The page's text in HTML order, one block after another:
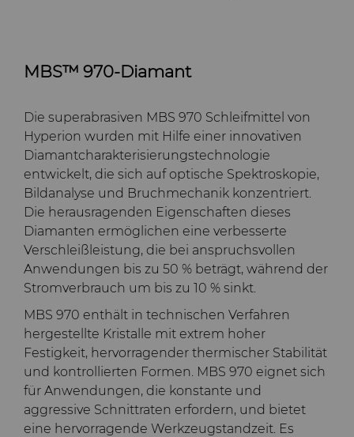
MBS™ 970-Diamant
Die superabrasiven MBS 970 Schleifmittel von
Hyperion wurden mit Hilfe einer innovativen
Diamantcharakterisierungstechnologie
entwickelt, die sich auf optische Spektroskopie,
Bildanalyse und Bruchmechanik konzentriert.
Die herausragenden Eigenschaften dieses
Diamanten ermöglichen eine verbesserte
Verschleißleistung, die bei anspruchsvollen
Anwendungen bis zu 50 % beträgt, während der
Stromverbrauch um bis zu 10 % sinkt.
MBS 970 enthält in technischen Verfahren
hergestellte Kristalle mit extrem hoher
Festigkeit, hervorragender thermischer Stabilität
und kontrollierten Formen. MBS 970 eignet sich
für Anwendungen, die konstante und
aggressive Schnittraten erfordern, und bietet
eine hervorragende Werkzeugstandzeit. Es